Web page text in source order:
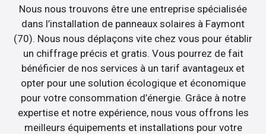
Nous nous trouvons être une entreprise spécialisée
dans l’installation de panneaux solaires à Faymont
(70). Nous nous déplaçons vite chez vous pour établir
un chiffrage précis et gratis. Vous pourrez de fait
bénéficier de nos services à un tarif avantageux et
opter pour une solution écologique et économique
pour votre consommation d’énergie. Grâce à notre
expertise et notre expérience, nous vous offrons les
meilleurs équipements et installations pour votre